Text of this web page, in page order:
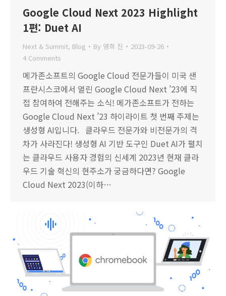
Google Cloud Next 2023 Highlight
1편: Duet AI
Next & Summit, Blog By 영희 진
2023-09-26
4 Comments
메가존소프트의 Google Cloud 전문가들이 미국 샌
프란시스코에서 열린 Google Cloud Next ’23에 직
접 참여하여 전해주는 소식! 메가존소프트가 전하는
Google Cloud Next ’23 하이라이트 첫 번째 주제는
생성형 AI입니다. 클라우드 전문가와 비전문가의 격
차가 사라진다! 생성형 AI 기반 도구인 Duet AI가 펼치
는 클라우드 사용자 경험의 신세계 2023년 현재 클라
우드 기술 혁신의 현주소가 궁금하다면? Google
Cloud Next 2023(이하…